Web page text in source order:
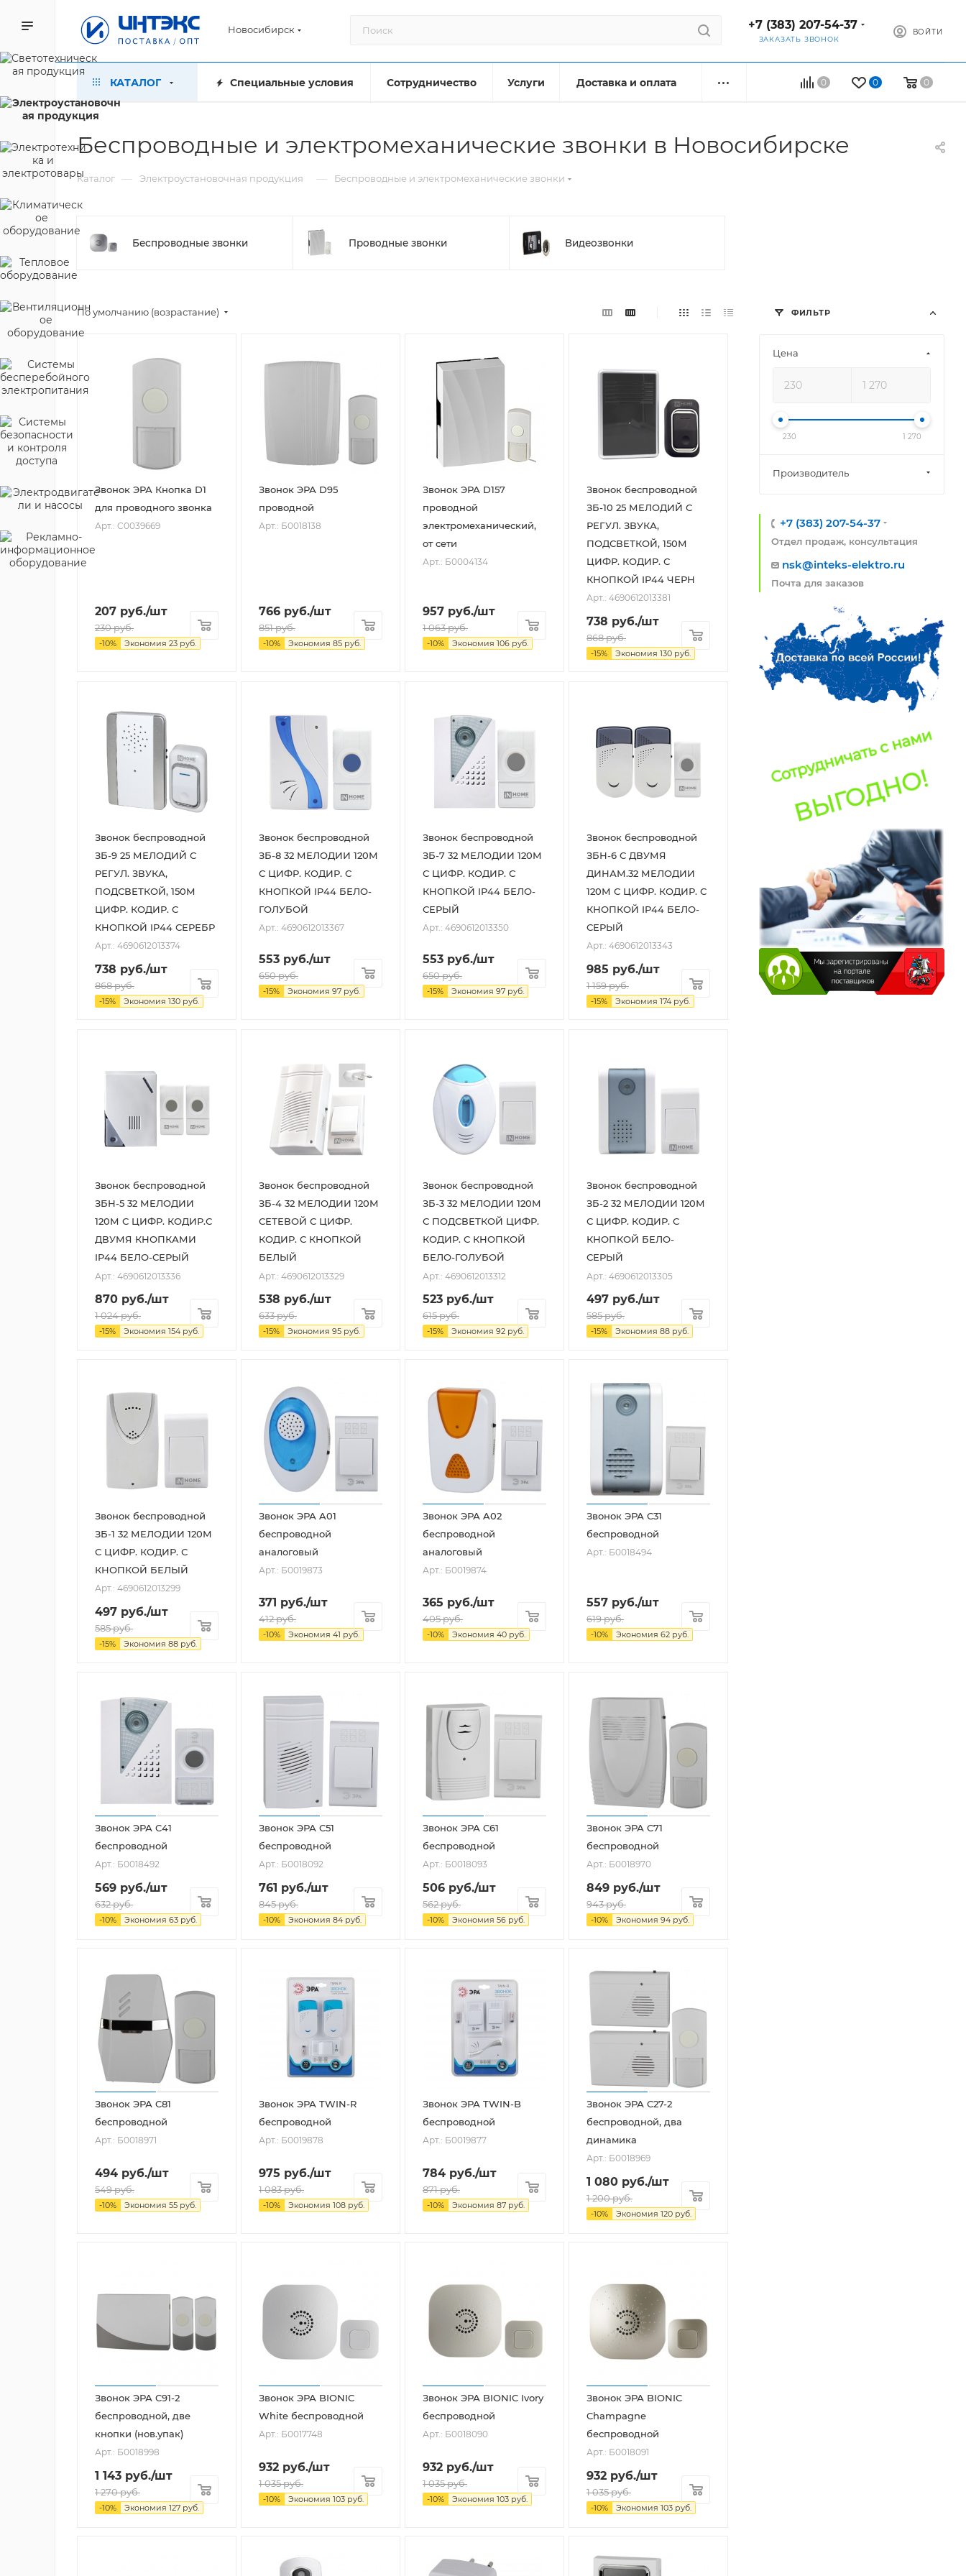
Новосибирск +7 (383) 207-54-37
ЗАКАЗАТЬ ЗВОНОК
ВОЙТИ
0 0 0
КАТАЛОГ Специальные условия Сотрудничество Услуги Доставка и оплата
Беспроводные и электромеханические звонки в Новосибирске
Каталог — Электроустановочная продукция — Беспроводные и электромеханические звонки
Беспроводные звонки Проводные звонки Видеозвонки
По умолчанию (возрастание)
Звонок ЭРА Кнопка D1
для проводного звонка
Арт.: C0039669
207 руб./шт
230руб.
-10% Экономия 23 руб.
Звонок ЭРА D95
проводной
Арт.: Б0018138
766 руб./шт
851руб.
-10% Экономия 85 руб.
Звонок ЭРА D157
проводной
электромеханический,
от сети
Арт.: Б0004134
957 руб./шт
1 063руб.
-10% Экономия 106 руб.
Звонок беспроводной
ЗБ-10 25 МЕЛОДИЙ С
РЕГУЛ. ЗВУКА,
ПОДСВЕТКОЙ, 150М
ЦИФР. КОДИР. С
КНОПКОЙ IP44 ЧЕРН
Арт.: 4690612013381
738 руб./шт
868руб.
-15% Экономия 130 руб.
Звонок беспроводной
ЗБ-9 25 МЕЛОДИЙ С
РЕГУЛ. ЗВУКА,
ПОДСВЕТКОЙ, 150М
ЦИФР. КОДИР. С
КНОПКОЙ IP44 СЕРЕБР
Арт.: 4690612013374
738 руб./шт
868руб.
-15% Экономия 130 руб.
Звонок беспроводной
ЗБ-8 32 МЕЛОДИИ 120М
С ЦИФР. КОДИР. С
КНОПКОЙ IP44 БЕЛО-
ГОЛУБОЙ
Арт.: 4690612013367
553 руб./шт
650руб.
-15% Экономия 97 руб.
Звонок беспроводной
ЗБ-7 32 МЕЛОДИИ 120М
С ЦИФР. КОДИР. С
КНОПКОЙ IP44 БЕЛО-
СЕРЫЙ
Арт.: 4690612013350
553 руб./шт
650руб.
-15% Экономия 97 руб.
Звонок беспроводной
ЗБН-6 С ДВУМЯ
ДИНАМ.32 МЕЛОДИИ
120М С ЦИФР. КОДИР. С
КНОПКОЙ IP44 БЕЛО-
СЕРЫЙ
Арт.: 4690612013343
985 руб./шт
1 159руб.
-15% Экономия 174 руб.
Звонок беспроводной
ЗБН-5 32 МЕЛОДИИ
120М С ЦИФР. КОДИР.С
ДВУМЯ КНОПКАМИ
IP44 БЕЛО-СЕРЫЙ
Арт.: 4690612013336
870 руб./шт
1 024руб.
-15% Экономия 154 руб.
Звонок беспроводной
ЗБ-4 32 МЕЛОДИИ 120М
СЕТЕВОЙ С ЦИФР.
КОДИР. С КНОПКОЙ
БЕЛЫЙ
Арт.: 4690612013329
538 руб./шт
633руб.
-15% Экономия 95 руб.
Звонок беспроводной
ЗБ-3 32 МЕЛОДИИ 120М
С ПОДСВЕТКОЙ ЦИФР.
КОДИР. С КНОПКОЙ
БЕЛО-ГОЛУБОЙ
Арт.: 4690612013312
523 руб./шт
615руб.
-15% Экономия 92 руб.
Звонок беспроводной
ЗБ-2 32 МЕЛОДИИ 120М
С ЦИФР. КОДИР. С
КНОПКОЙ БЕЛО-
СЕРЫЙ
Арт.: 4690612013305
497 руб./шт
585руб.
-15% Экономия 88 руб.
Звонок беспроводной
ЗБ-1 32 МЕЛОДИИ 120М
С ЦИФР. КОДИР. С
КНОПКОЙ БЕЛЫЙ
Арт.: 4690612013299
497 руб./шт
585руб.
-15% Экономия 88 руб.
Звонок ЭРА A01
беспроводной
аналоговый
Арт.: Б0019873
371 руб./шт
412руб.
-10% Экономия 41 руб.
Звонок ЭРА A02
беспроводной
аналоговый
Арт.: Б0019874
365 руб./шт
405руб.
-10% Экономия 40 руб.
Звонок ЭРА C31
беспроводной
Арт.: Б0018494
557 руб./шт
619руб.
-10% Экономия 62 руб.
Звонок ЭРА C41
беспроводной
Арт.: Б0018492
569 руб./шт
632руб.
-10% Экономия 63 руб.
Звонок ЭРА C51
беспроводной
Арт.: Б0018092
761 руб./шт
845руб.
-10% Экономия 84 руб.
Звонок ЭРА C61
беспроводной
Арт.: Б0018093
506 руб./шт
562руб.
-10% Экономия 56 руб.
Звонок ЭРА C71
беспроводной
Арт.: Б0018970
849 руб./шт
943руб.
-10% Экономия 94 руб.
Звонок ЭРА C81
беспроводной
Арт.: Б0018971
494 руб./шт
549руб.
-10% Экономия 55 руб.
Звонок ЭРА TWIN-R
беспроводной
Арт.: Б0019878
975 руб./шт
1 083руб.
-10% Экономия 108 руб.
Звонок ЭРА TWIN-B
беспроводной
Арт.: Б0019877
784 руб./шт
871руб.
-10% Экономия 87 руб.
Звонок ЭРА C27-2
беспроводной, два
динамика
Арт.: Б0018969
1 080 руб./шт
1 200руб.
-10% Экономия 120 руб.
Звонок ЭРА C91-2
беспроводной, две
кнопки (нов.упак)
Арт.: Б0018998
1 143 руб./шт
1 270руб.
-10% Экономия 127 руб.
Звонок ЭРА BIONIC
White беспроводной
Арт.: Б0017748
932 руб./шт
1 035руб.
-10% Экономия 103 руб.
Звонок ЭРА BIONIC Ivory
беспроводной
Арт.: Б0018090
932 руб./шт
1 035руб.
-10% Экономия 103 руб.
Звонок ЭРА BIONIC
Champagne
беспроводной
Арт.: Б0018091
932 руб./шт
1 035руб.
-10% Экономия 103 руб.
ФИЛЬТР
Цена
230 1 270
Производитель
+7 (383) 207-54-37
Отдел продаж, консультация
nsk@inteks-elektro.ru
Почта для заказов